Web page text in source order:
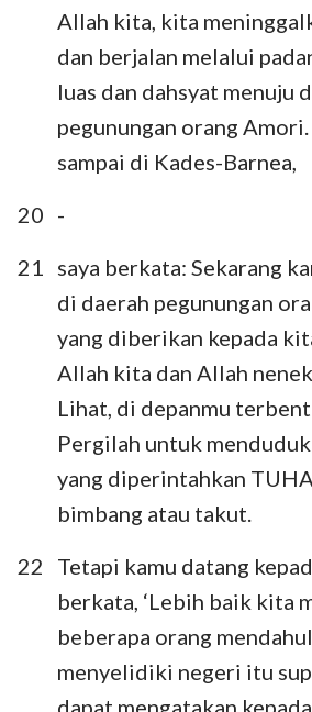
Allah kita, kita
dan berjalan melalui
luas dan dahsyat menuju
pegunungan orang
sampai di Kades-Barnea,
20 -
21
saya berkata: Sekarang
di daerah pegunungan
yang diberikan kepada
Allah kita dan Allah
Lihat, di depanmu
Pergilah untuk
yang diperintahkan
bimbang atau takut.
22
Tetapi kamu datang
berkata, ‘Lebih baik kita
beberapa orang
menyelidiki negeri itu
dapat mengatakan